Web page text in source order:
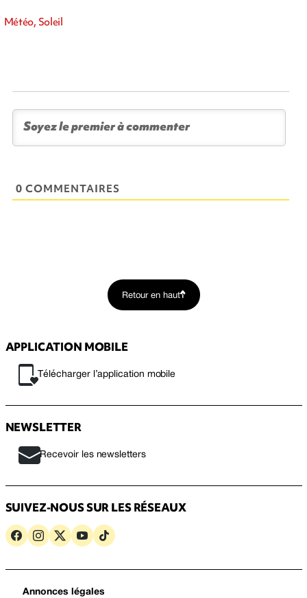
Météo, Soleil
0 COMMENTAIRES
Retour en haut
APPLICATION MOBILE
Télécharger l’application mobile
NEWSLETTER
Recevoir les newsletters
SUIVEZ-NOUS SUR LES RÉSEAUX
Annonces légales